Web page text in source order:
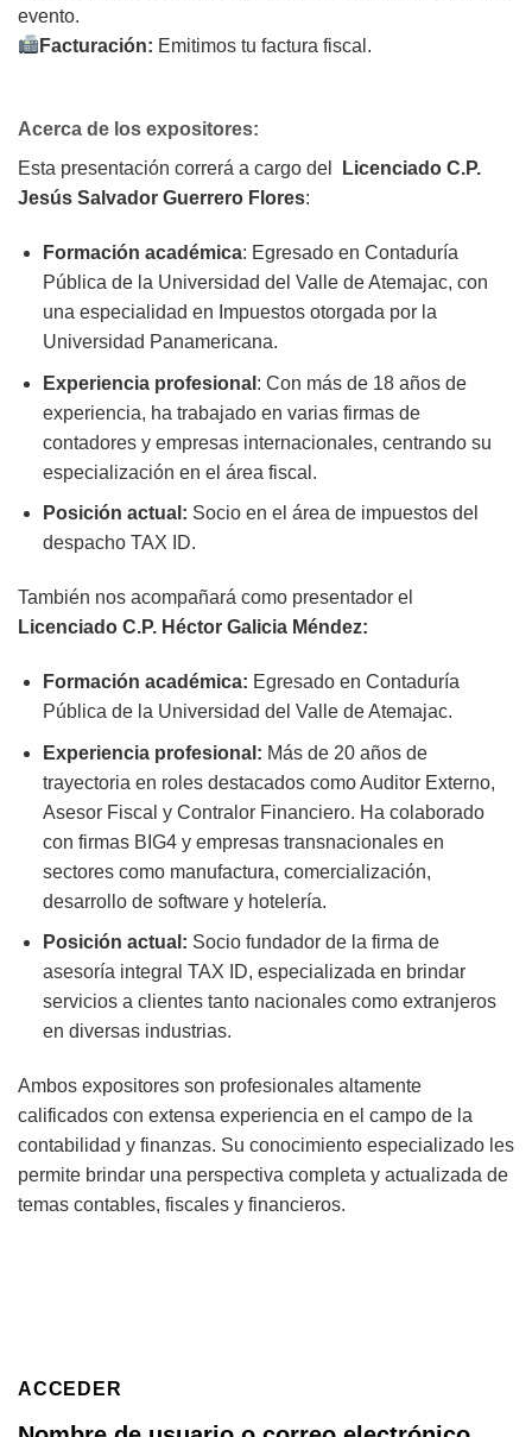
evento.
Facturación: Emitimos tu factura fiscal.
Acerca de los expositores:
Esta presentación correrá a cargo del
Licenciado C.P.
Jesús Salvador Guerrero Flores:
Formación académica: Egresado en Contaduría
Pública de la Universidad del Valle de Atemajac, con
una especialidad en Impuestos otorgada por la
Universidad Panamericana.
Experiencia profesional : Con más de 18 años de
experiencia, ha trabajado en varias firmas de
contadores y empresas internacionales, centrando su
especialización en el área fiscal.
Posición actual: Socio en el área de impuestos del
despacho TAX ID.
También nos acompañará como presentador el
Licenciado C.P. Héctor Galicia Méndez:
Formación académica: Egresado en Contaduría
Pública de la Universidad del Valle de Atemajac.
Experiencia profesional: Más de 20 años de
trayectoria en roles destacados como Auditor Externo,
Asesor Fiscal y Contralor Financiero. Ha colaborado
con firmas BIG4 y empresas transnacionales en
sectores como manufactura, comercialización,
desarrollo de software y hotelería.
Posición actual: Socio fundador de la firma de
asesoría integral TAX ID, especializada en brindar
servicios a clientes tanto nacionales como extranjeros
en diversas industrias.
Ambos expositores son profesionales altamente
calificados con extensa experiencia en el campo de la
contabilidad y finanzas. Su conocimiento especializado les
permite brindar una perspectiva completa y actualizada de
temas contables, fiscales y financieros.
ACCEDER